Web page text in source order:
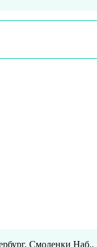
Смоленки Наб.,